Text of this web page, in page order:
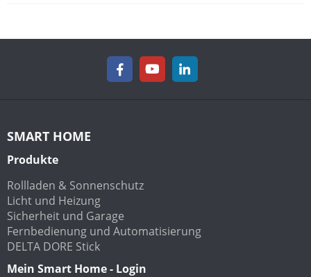
SMART HOME
Produkte
Rollladen & Sonnenschutz
Licht und Heizung
Sicherheit und Garage
Fernbedienung und Automatisierung
DELTA DORE Stick
Mein Smart Home - Login